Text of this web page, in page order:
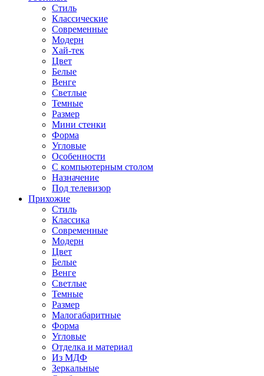
Стиль
Классические
Современные
Модерн
Хай-тек
Цвет
Белые
Венге
Светлые
Темные
Размер
Мини стенки
Форма
Угловые
Особенности
С компьютерным столом
Назначение
Под телевизор
Прихожие
Стиль
Классика
Современные
Модерн
Цвет
Белые
Венге
Светлые
Темные
Размер
Малогабаритные
Форма
Угловые
Отделка и материал
Из МДФ
Зеркальные